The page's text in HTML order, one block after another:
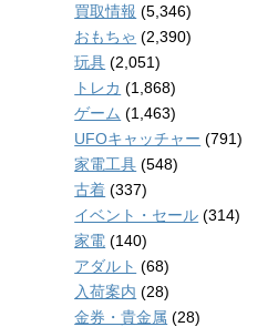
買取情報 (5,346)
おもちゃ (2,390)
玩具 (2,051)
トレカ (1,868)
ゲーム (1,463)
UFOキャッチャー (791)
家電工具 (548)
古着 (337)
イベント・セール (314)
家電 (140)
アダルト (68)
入荷案内 (28)
金券・貴金属 (28)